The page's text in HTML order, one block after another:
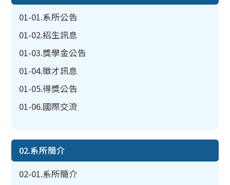
01-01.系所公告
01-02.招生訊息
01-03.獎學金公告
01-04.徵才訊息
01-05.得獎公告
01-06.國際交流
02.系所簡介
02-01.系所簡介